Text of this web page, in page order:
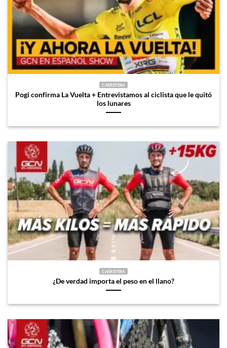
CARRETERA
Pogi confirma La Vuelta + Entrevistamos al ciclista que le quitó
los lunares
CARRETERA
¿De verdad importa el peso en el llano?